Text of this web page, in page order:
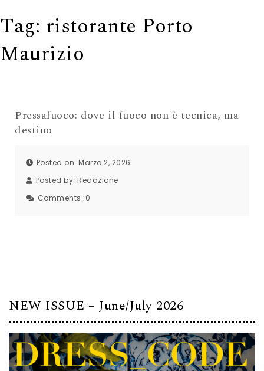
Tag: ristorante Porto
Maurizio
Pressafuoco: dove il fuoco non è tecnica, ma
destino
Posted on: Marzo 2, 2026
Posted by: Redazione
Comments: 0
NEW ISSUE – June/July 2026